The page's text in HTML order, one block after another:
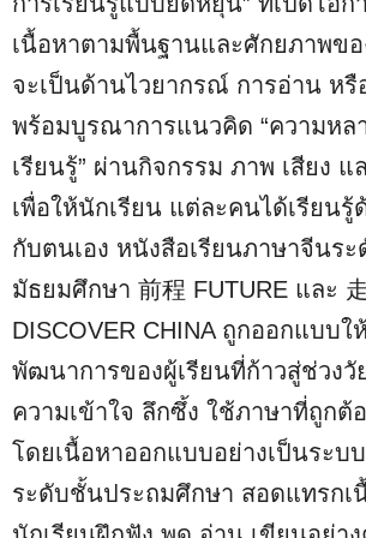
เนื้อหาตามพื้นฐานและศักยภาพขอ
จะเป็นด้านไวยากรณ์ การอ่าน ห
พร้อมบูรณาการแนวคิด “ความหล
เรียนรู้” ผ่านกิจกรรม ภาพ เสียง
เพื่อให้นักเรียน แต่ละคนได้เรียนรู้
กับตนเอง หนังสือเรียนภาษาจีนร
มัธยมศึกษา 前程 FUTURE และ
DISCOVER CHINA ถูกออกแบบใ
พัฒนาการของผู้เรียนที่ก้าวสู่ช่วงวั
ความเข้าใจ ลึกซึ้ง ใช้ภาษาที่ถูกต้
โดยเนื้อหาออกแบบอย่างเป็นระบ
ระดับชั้นประถมศึกษา สอดแทรกเ